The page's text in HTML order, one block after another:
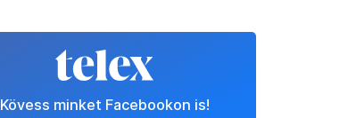
Kövess minket Facebookon is!